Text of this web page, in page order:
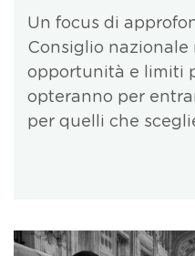
Un focus di
Consiglio nazionale
opportunità e limiti
opteranno per
per quelli che